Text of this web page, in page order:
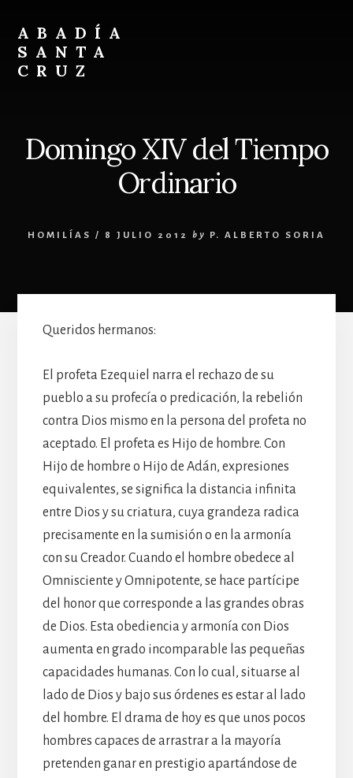
content
footer
ABADÍA
SANTA
CRUZ
Domingo XIV del Tiempo
Ordinario
HOMILÍAS / 8 JULIO 2012 by P. ALBERTO SORIA
Queridos hermanos:
El profeta Ezequiel narra el rechazo de su
pueblo a su profecía o predicación, la rebelión
contra Dios mismo en la persona del profeta no
aceptado. El profeta es Hijo de hombre. Con
Hijo de hombre o Hijo de Adán, expresiones
equivalentes, se significa la distancia infinita
entre Dios y su criatura, cuya grandeza radica
precisamente en la sumisión o en la armonía
con su Creador. Cuando el hombre obedece al
Omnisciente y Omnipotente, se hace partícipe
del honor que corresponde a las grandes obras
de Dios. Esta obediencia y armonía con Dios
aumenta en grado incomparable las pequeñas
capacidades humanas. Con lo cual, situarse al
lado de Dios y bajo sus órdenes es estar al lado
del hombre. El drama de hoy es que unos pocos
hombres capaces de arrastrar a la mayoría
pretenden ganar en prestigio apartándose de